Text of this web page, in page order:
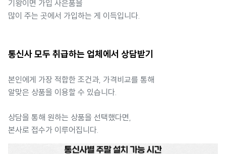
기왕이면 가입 사은품을
많이 주는 곳에서 가입하는 게 이득입니다.
통신사 모두 취급하는 업체에서 상담받기
본인에게 가장 적합한 조건과, 가격비교를 통해
알맞은 상품을 이용할 수 있습니다.
상담을 통해 원하는 상품을 선택했다면,
본사로 접수가 이루어집니다.